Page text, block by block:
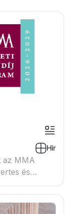
Hír
az MMA
és
a